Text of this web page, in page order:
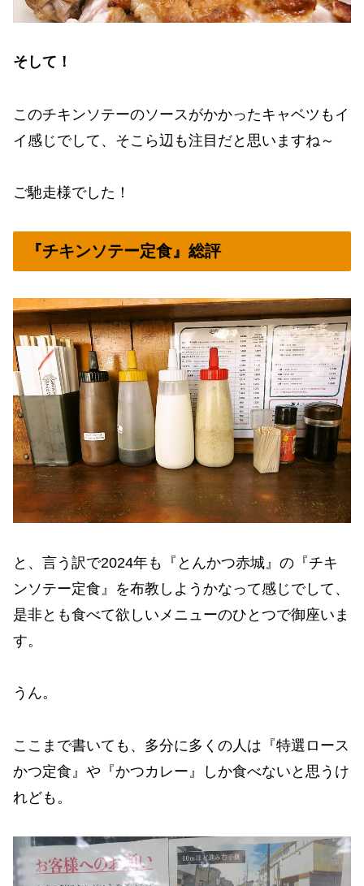
そして！
このチキンソテーのソースがかかったキャベツもイ
イ感じでして、そこら辺も注目だと思いますね～
ご馳走様でした！
『チキンソテー定食』総評
と、言う訳で2024年も『とんかつ赤城』の『チキ
ンソテー定食』を布教しようかなって感じでして、
是非とも食べて欲しいメニューのひとつで御座いま
す。
うん。
ここまで書いても、多分に多くの人は『特選ロース
かつ定食』や『かつカレー』しか食べないと思うけ
れども。